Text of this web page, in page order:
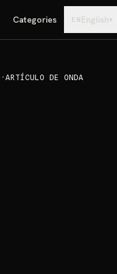
Categories EN English▾
·ARTÍCULO DE ONDA